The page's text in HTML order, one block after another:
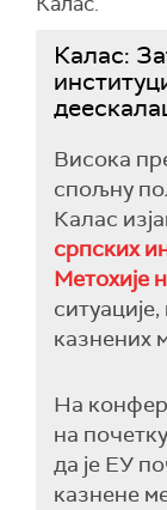
Калас:
Висока
спољну
Калас
српских
Метохије
казнених
На
на
да је ЕУ
казнене